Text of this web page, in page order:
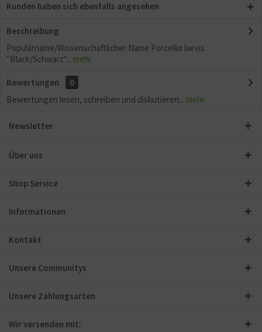
Kunden haben sich ebenfalls angesehen
Beschreibung
Populärname/Wissenschaftlicher Name Porcellio laevis
"Black/Schwarz"... mehr
Bewertungen
0
Bewertungen lesen, schreiben und diskutieren... mehr
Newsletter
Über uns
Shop Service
Informationen
Kontakt
Unsere Communitys
Unsere Zahlungsarten
Wir versenden mit: